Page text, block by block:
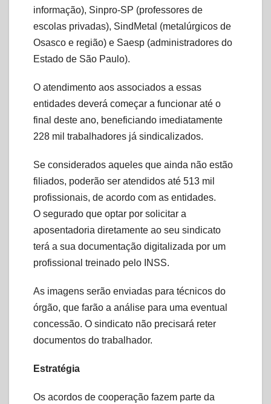
informação), Sinpro-SP (professores de
escolas privadas), SindMetal (metalúrgicos de
Osasco e região) e Saesp (administradores do
Estado de São Paulo).
O atendimento aos associados a essas
entidades deverá começar a funcionar até o
final deste ano, beneficiando imediatamente
228 mil trabalhadores já sindicalizados.
Se considerados aqueles que ainda não estão
filiados, poderão ser atendidos até 513 mil
profissionais, de acordo com as entidades.
O segurado que optar por solicitar a
aposentadoria diretamente ao seu sindicato
terá a sua documentação digitalizada por um
profissional treinado pelo INSS.
As imagens serão enviadas para técnicos do
órgão, que farão a análise para uma eventual
concessão. O sindicato não precisará reter
documentos do trabalhador.
Estratégia
Os acordos de cooperação fazem parte da